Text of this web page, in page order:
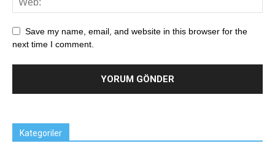
Save my name, email, and website in this browser for the
next time I comment.
Kategoriler